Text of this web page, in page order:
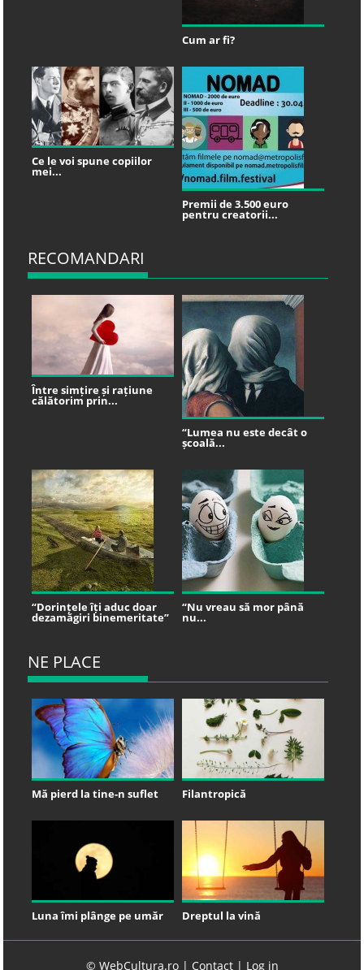
Cum ar fi?
Ce le voi spune copiilor
mei...
Premii de 3.500 euro
pentru creatorii...
RECOMANDARI
Între simțire și rațiune
călătorim prin...
“Lumea nu este decât o
școală...
“Dorințele îți aduc doar
dezamăgiri binemeritate”
“Nu vreau să mor până
nu...
NE PLACE
Mă pierd la tine-n suflet Filantropică
Luna îmi plânge pe umăr Dreptul la vină
© WebCultura.ro | Contact| Log in